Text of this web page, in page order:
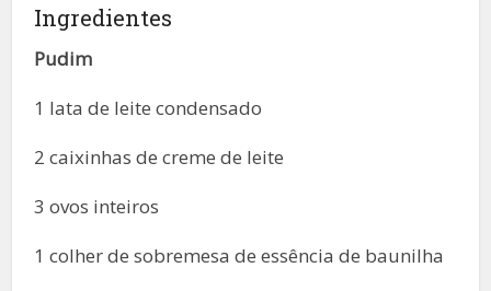
Ingredientes
Pudim
1 lata de leite condensado
2 caixinhas de creme de leite
3 ovos inteiros
1 colher de sobremesa de essência de baunilha